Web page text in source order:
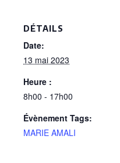
DÉTAILS
Date:
13 mai 2023
Heure :
8h00 - 17h00
Évènement Tags:
MARIE AMALI